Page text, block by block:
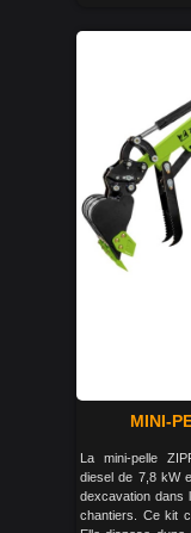
MINI-
La mini-pelle
diesel de 7,8 kW
dexcavation dans
chantiers. Ce kit